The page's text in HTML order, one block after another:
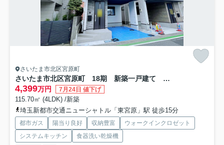
さいたま市北区宮原町
さいたま市北区宮原町 18期 新築一戸建て グレース 01
4,399万円 7月24日 値下げ
115.70㎡ (4LDK) /新築
埼玉新都市交通ニューシャトル「東宮原」駅 徒歩15分
都市ガス 陽当り良好 収納豊富
ウォークインクロゼット
システムキッチン
食器洗い乾燥機